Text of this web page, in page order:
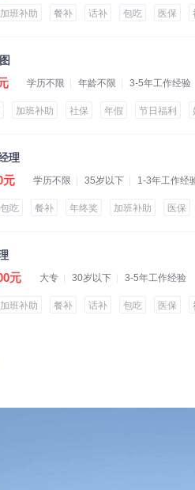
加班补助 餐补 话补 包吃 医保
学历不限 年龄不限 3-5年工作经验
加班补助 社保 年假 节日福利
理
元 学历不限 35岁以下 1-3年工作经
包吃 餐补 年终奖 加班补助 医保
元 大专 30岁以下 3-5年工作经验
加班补助 餐补 话补 包吃 医保